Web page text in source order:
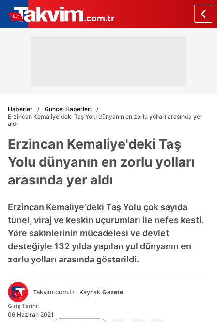
Haberler
Güncel Haberleri
Erzincan Kemaliye'deki Taş Yolu dünyanın en zorlu yolları arasında yer
aldı
Erzincan Kemaliye'deki Taş
Yolu dünyanın en zorlu yolları
arasında yer aldı
Erzincan Kemaliye'deki Taş Yolu çok sayıda
tünel, viraj ve keskin uçurumları ile nefes kesti.
Yöre sakinlerinin mücadelesi ve devlet
desteğiyle 132 yılda yapılan yol dünyanın en
zorlu yolları arasında gösterildi.
Takvim.com.tr Kaynak Gazete
Giriş Tarihi:
06 Haziran 2021